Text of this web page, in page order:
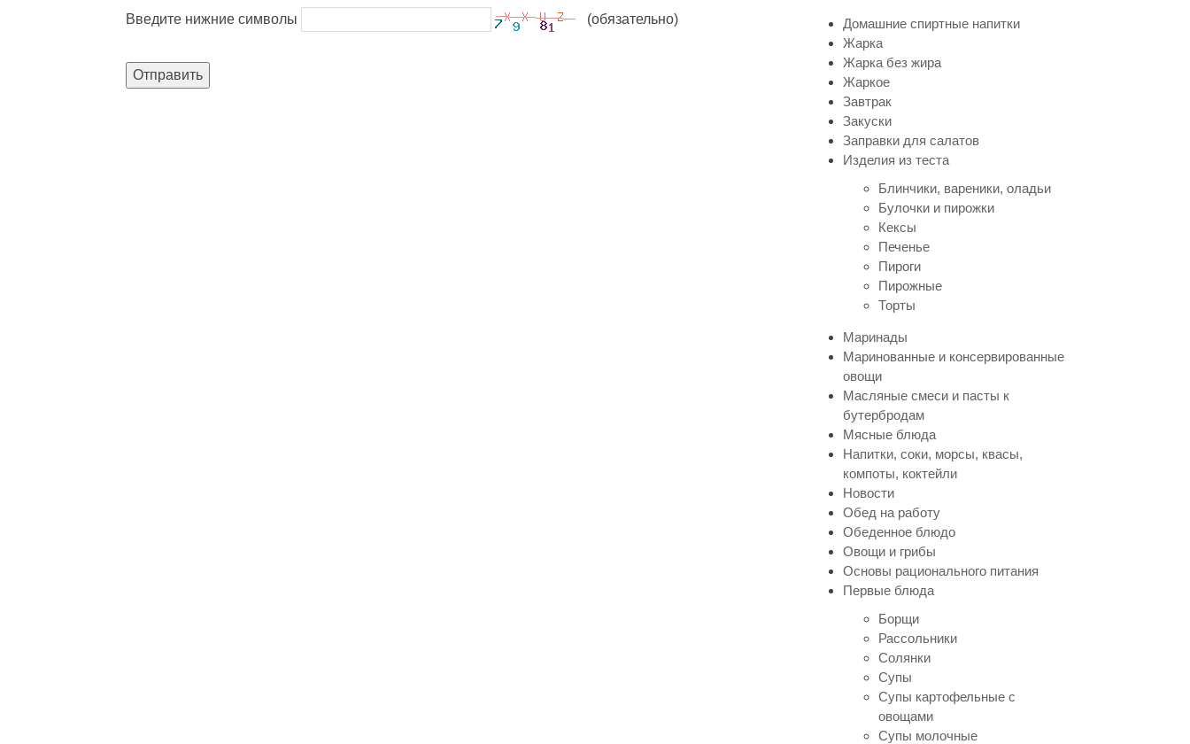
Введите нижние символы (обязательно)
Отправить
Домашние спиртные напитки
Жарка
Жарка без жира
Жаркое
Завтрак
Закуски
Заправки для салатов
Изделия из теста
Блинчики, вареники, оладьи
Булочки и пирожки
Кексы
Печенье
Пироги
Пирожные
Торты
Маринады
Маринованные и консервированные
овощи
Масляные смеси и пасты к
бутербродам
Мясные блюда
Напитки, соки, морсы, квасы,
компоты, коктейли
Новости
Обед на работу
Обеденное блюдо
Овощи и грибы
Основы рационального питания
Первые блюда
Борщи
Рассольники
Солянки
Супы
Супы картофельные с
овощами
Супы молочные